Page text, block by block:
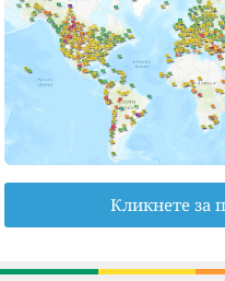
Кликнете за